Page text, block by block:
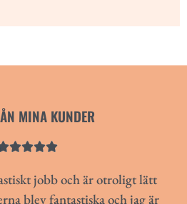
MINA KUNDER

jobb och är otroligt lätt
blev fantastiska och jag är